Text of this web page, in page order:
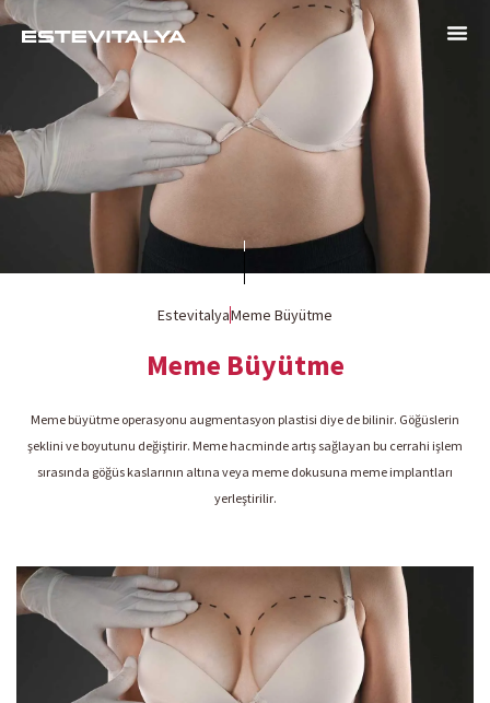
EstevitalyaMeme Büyütme
Meme Büyütme
Meme büyütme operasyonu augmentasyon plastisi diye de bilinir. Göğüslerin
şeklini ve boyutunu değiştirir. Meme hacminde artış sağlayan bu cerrahi işlem
sırasında göğüs kaslarının altına veya meme dokusuna meme implantları
yerleştirilir.